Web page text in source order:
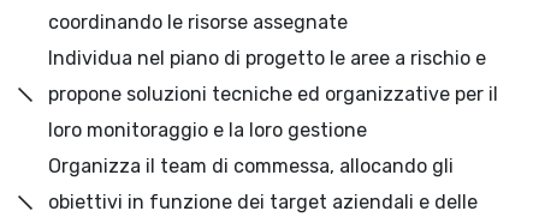
coordinando le risorse assegnate
Individua nel piano di progetto le aree a rischio e
propone soluzioni tecniche ed organizzative per il
loro monitoraggio e la loro gestione
Organizza il team di commessa, allocando gli
obiettivi in funzione dei target aziendali e delle